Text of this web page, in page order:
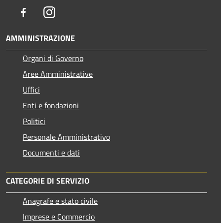
FacebookInstagram
AMMINISTRAZIONE
Organi di Governo
Aree Amministrative
Uffici
Enti e fondazioni
Politici
Personale Amministrativo
Documenti e dati
CATEGORIE DI SERVIZIO
Anagrafe e stato civile
Imprese e Commercio